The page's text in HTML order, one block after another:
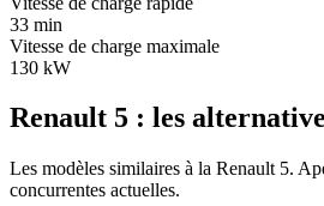
33 min
Vitesse de charge maximale
130 kW
Renault 5 : les
Les modèles similaires à la Renault 5.
concurrentes actuelles.